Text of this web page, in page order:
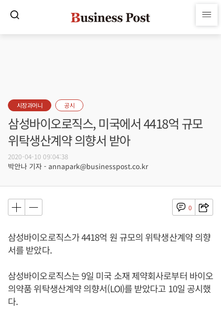
시장과머니 공시
삼성바이오로직스, 미국에서 4418억 규모
위탁생산계약 의향서 받아
2020-04-10 09:04:38
박안나 기자 - annapark@businesspost.co.kr
0
삼성바이오로직스가 4418억 원 규모의 위탁생산계약 의향
서를 받았다.
삼성바이오로직스는 9일 미국 소재 제약회사로부터 바이오
의약품 위탁생산계약 의향서(LOI)를 받았다고 10일 공시했
다.